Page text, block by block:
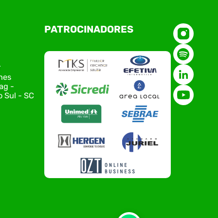
O Polo ACATE-ACIRS, por meio do NIAVI – Núcleo
de Tecnologia da Informação do Alto Vale do
Conexão Tech NIAVI, reunindo empresas de
tecnologia da região para uma noite de
conteúdo estratégico e
de novas iniciativas para o setor.
encontro aconteceu em Rio…
-
Sul - SC
PATROCINADORES